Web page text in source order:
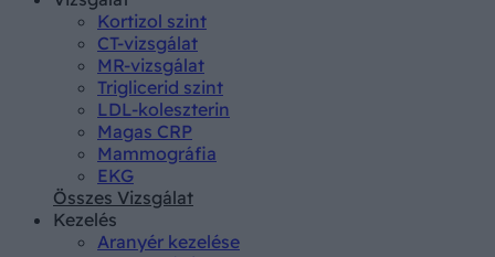
Kortizol szint
CT-vizsgálat
MR-vizsgálat
Triglicerid szint
LDL-koleszterin
Magas CRP
Mammográfia
EKG
Összes Vizsgálat
Kezelés
Aranyér kezelése